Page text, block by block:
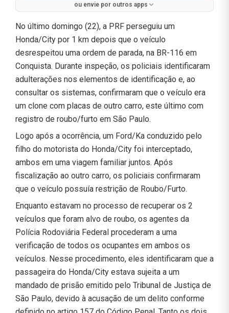
ou envie por outros apps
No último domingo (22), a PRF perseguiu um
Honda/City por 1 km depois que o veículo
desrespeitou uma ordem de parada, na BR-116 em
Conquista. Durante inspeção, os policiais identificaram
adulterações nos elementos de identificação e, ao
consultar os sistemas, confirmaram que o veículo era
um clone com placas de outro carro, este último com
registro de roubo/furto em São Paulo.
Logo após a ocorrência, um Ford/Ka conduzido pelo
filho do motorista do Honda/City foi interceptado,
ambos em uma viagem familiar juntos. Após
fiscalização ao outro carro, os policiais confirmaram
que o veículo possuía restrição de Roubo/Furto.
Enquanto estavam no processo de recuperar os 2
veículos que foram alvo de roubo, os agentes da
Polícia Rodoviária Federal procederam a uma
verificação de todos os ocupantes em ambos os
veículos. Nesse procedimento, eles identificaram que a
passageira do Honda/City estava sujeita a um
mandado de prisão emitido pelo Tribunal de Justiça de
São Paulo, devido à acusação de um delito conforme